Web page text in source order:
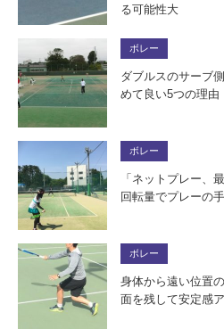
る可能性大
ボレー
ダブルスのサーブ
めて良い5つの理由
ボレー
「ネットプレー、
回転量でプレーの
ボレー
身体から遠い位置
面を残して安定感